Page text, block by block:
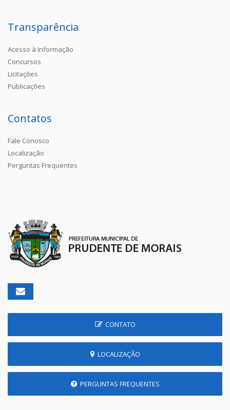
Transparência
Acesso à Informação
Concursos
Licitações
Publicações
Contatos
Fale Conosco
Localização
Perguntas Frequentes
CONTATO
LOCALIZAÇÃO
PERGUNTAS FREQUENTES